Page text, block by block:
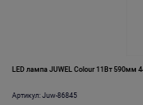
LED лампа JUWEL Colour 11Вт 590мм
Артикул: Juw-86845